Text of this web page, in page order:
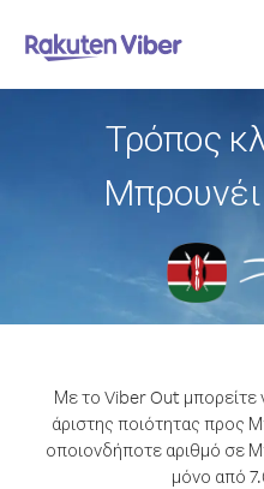
Τρόπος
Με το Viber Out μπορείτε
άριστης ποιότητας προς
οποιονδήποτε αριθμό σε
μόνο από